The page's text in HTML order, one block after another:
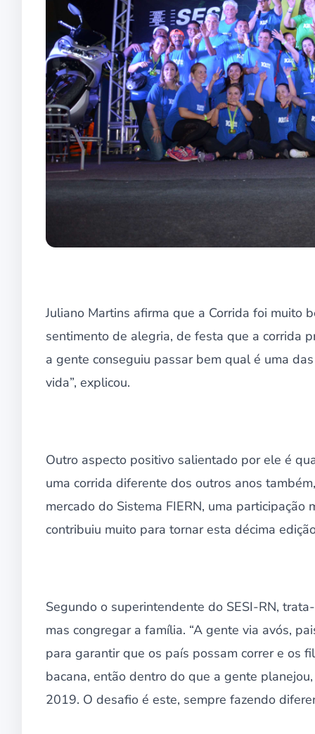
Juliano Martins afirma que a Corrida foi muito
sentimento de alegria, de festa que a corrida
a gente conseguiu passar bem qual é uma
vida”, explicou.
Outro aspecto positivo salientado por ele é
uma corrida diferente dos outros anos
mercado do Sistema FIERN, uma
contribuiu muito para tornar esta décima
Segundo o superintendente do SESI-RN,
mas congregar a família. “A gente via avós,
para garantir que os país possam correr e os
bacana, então dentro do que a gente
2019. O desafio é este, sempre fazendo